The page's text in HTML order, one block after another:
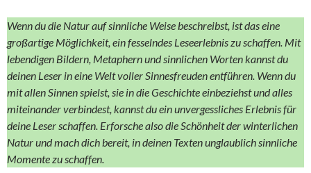
Wenn du die Natur auf sinnliche Weise beschreibst, ist das eine
großartige Möglichkeit, ein fesselndes Leseerlebnis zu schaffen. Mit
lebendigen Bildern, Metaphern und sinnlichen Worten kannst du
deinen Leser in eine Welt voller Sinnesfreuden entführen. Wenn du
mit allen Sinnen spielst, sie in die Geschichte einbeziehst und alles
miteinander verbindest, kannst du ein unvergessliches Erlebnis für
deine Leser schaffen. Erforsche also die Schönheit der winterlichen
Natur und mach dich bereit, in deinen Texten unglaublich sinnliche
Momente zu schaffen.